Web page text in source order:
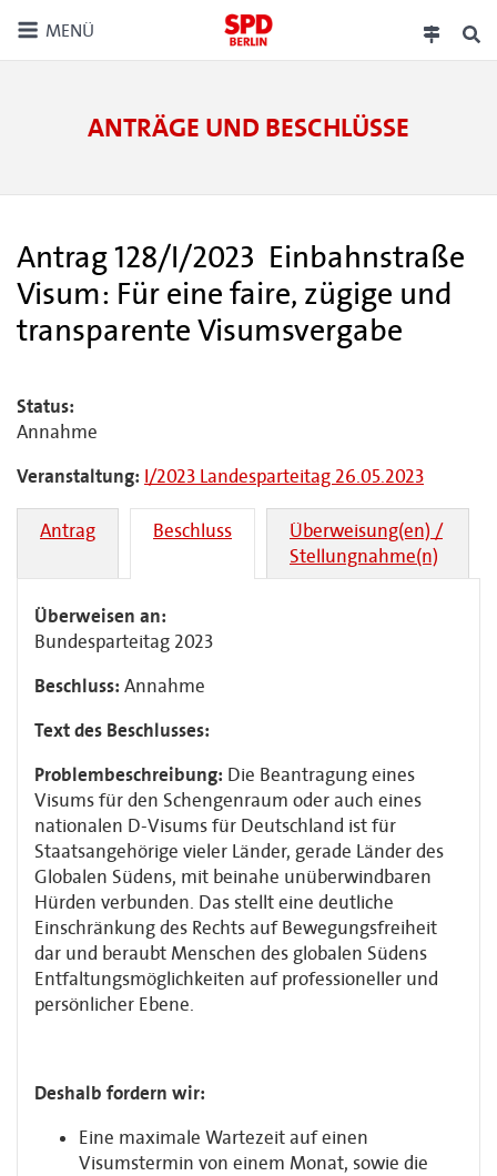
MENÜ
ANTRÄGE UND BESCHLÜSSE
Antrag 128/I/2023 Einbahnstraße
Visum: Für eine faire, zügige und
transparente Visumsvergabe
Status:
Annahme
Veranstaltung: I/2023 Landesparteitag 26.05.2023
Antrag Beschluss
Überweisung(en) /
Stellungnahme(n)
Überweisen an:
Bundesparteitag 2023
Beschluss: Annahme
Text des Beschlusses:
Problembeschreibung: Die Beantragung eines
Visums für den Schengenraum oder auch eines
nationalen D-Visums für Deutschland ist für
Staatsangehörige vieler Länder, gerade Länder des
Globalen Südens, mit beinahe unüberwindbaren
Hürden verbunden. Das stellt eine deutliche
Einschränkung des Rechts auf Bewegungsfreiheit
dar und beraubt Menschen des globalen Südens
Entfaltungsmöglichkeiten auf professioneller und
persönlicher Ebene.
Deshalb fordern wir:
Eine maximale Wartezeit auf einen
Visumstermin von einem Monat, sowie die